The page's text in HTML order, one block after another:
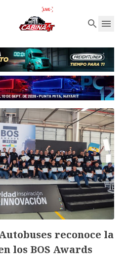
reconoce la
los BOS Awards